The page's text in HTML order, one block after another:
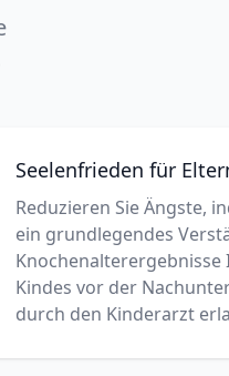
Seelenfrieden für
Reduzieren Sie Ängste,
ein grundlegendes
Knochenalterergebnisse
Kindes vor der
durch den Kinderarzt